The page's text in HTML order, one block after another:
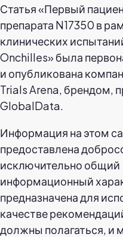
Статья «Первый
препарата N17350 в
клинических
Onchilles» была
и опубликована
Trials Arena, брендом,
GlobalData.
Информация на этом
предоставлена
исключительно общий
информационный
предназначена для
качестве
должны полагаться, и